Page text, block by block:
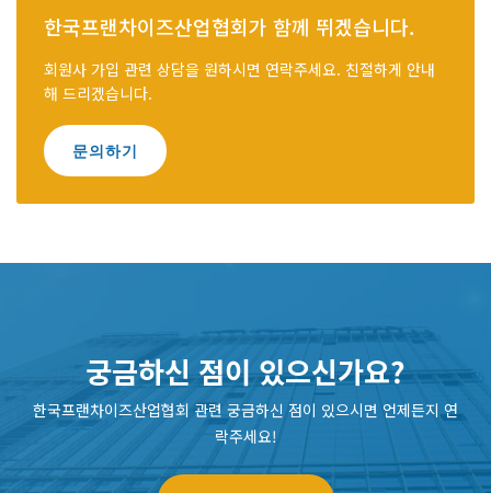
한국프랜차이즈산업협회가 함께 뛰겠습니다.
회원사 가입 관련 상담을 원하시면 연락주세요. 친절하게 안내
해 드리겠습니다.
문의하기
궁금하신 점이 있으신가요?
한국프랜차이즈산업협회 관련 궁금하신 점이 있으시면 언제든지 연
락주세요!